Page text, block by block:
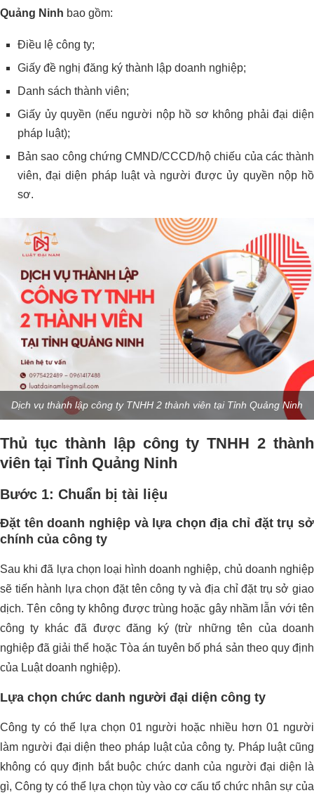
Quảng Ninh bao gồm:
Điều lệ công ty;
Giấy đề nghị đăng ký thành lập doanh nghiệp;
Danh sách thành viên;
Giấy ủy quyền (nếu người nộp hồ sơ không phải đại diện
pháp luật);
Bản sao công chứng CMND/CCCD/hộ chiếu của các thành
viên, đại diện pháp luật và người được ủy quyền nộp hồ
sơ.
Dịch vụ thành lập công ty TNHH 2 thành viên tại Tỉnh Quảng Ninh
Thủ tục thành lập công ty TNHH 2 thành
viên tại Tỉnh Quảng Ninh
Bước 1: Chuẩn bị tài liệu
Đặt tên doanh nghiệp và lựa chọn địa chỉ đặt trụ sở
chính của công ty
Sau khi đã lựa chọn loại hình doanh nghiệp, chủ doanh nghiệp
sẽ tiến hành lựa chọn đặt tên công ty và địa chỉ đặt trụ sở giao
dịch. Tên công ty không được trùng hoặc gây nhầm lẫn với tên
công ty khác đã được đăng ký (trừ những tên của doanh
nghiệp đã giải thể hoặc Tòa án tuyên bố phá sản theo quy định
của Luật doanh nghiệp).
Lựa chọn chức danh người đại diện công ty
Công ty có thể lựa chọn 01 người hoặc nhiều hơn 01 người
làm người đại diện theo pháp luật của công ty. Pháp luật cũng
không có quy định bắt buộc chức danh của người đại diện là
gì, Công ty có thể lựa chọn tùy vào cơ cấu tổ chức nhân sự của